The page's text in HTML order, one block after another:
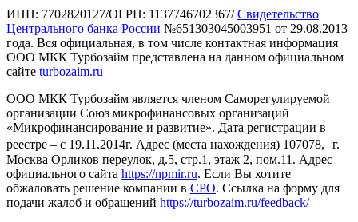
ИНН: 7702820127/ОГРН: 1137746702367/Свидетельство
Центрального банка России №651303045003951 от 29.08.2013
года. Вся официальная, в том числе контактная информация
ООО МКК Турбозайм представлена на данном официальном
сайте turbozaim.ru
ООО МКК Турбозайм является членом Саморегулируемой
организации Союз микрофинансовых организаций
«Микрофинансирование и развитие». Дата регистрации в
реестре – с 19.11.2014г. Адрес (места нахождения) 107078, г.
Москва Орликов переулок, д.5, стр.1, этаж 2, пом.11. Адрес
официального сайта https://npmir.ru. Если Вы хотите
обжаловать решение компании в СРО. Ссылка на форму для
подачи жалоб и обращений https://turbozaim.ru/feedback/